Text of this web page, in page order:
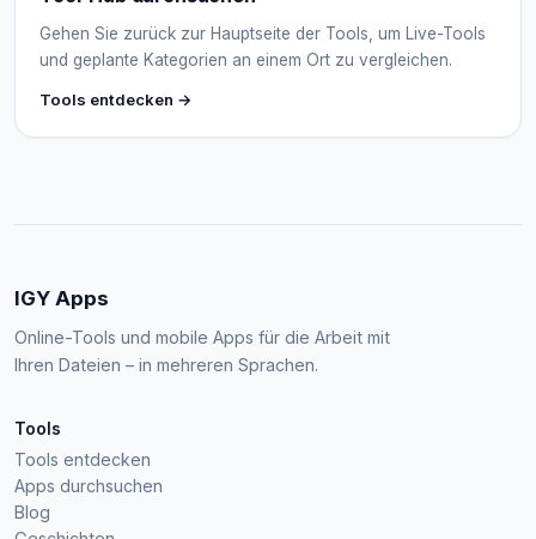
Gehen Sie zurück zur Hauptseite der Tools, um Live-Tools
und geplante Kategorien an einem Ort zu vergleichen.
Tools entdecken →
IGY Apps
Online-Tools und mobile Apps für die Arbeit mit
Ihren Dateien – in mehreren Sprachen.
Tools
Tools entdecken
Apps durchsuchen
Blog